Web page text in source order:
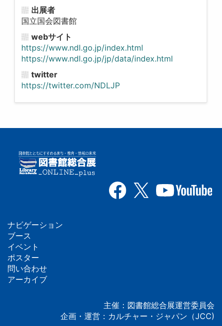
出展者
国立国会図書館
webサイト
https://www.ndl.go.jp/index.html
https://www.ndl.go.jp/jp/data/index.html
twitter
https://twitter.com/NDLJP
フ
ッ
タ
ナビゲーション
ブース
イベント
ポスター
問い合わせ
アーカイブ
主催：図書館総合展運営委員会
企画・運営：カルチャー・ジャパン（JCC)